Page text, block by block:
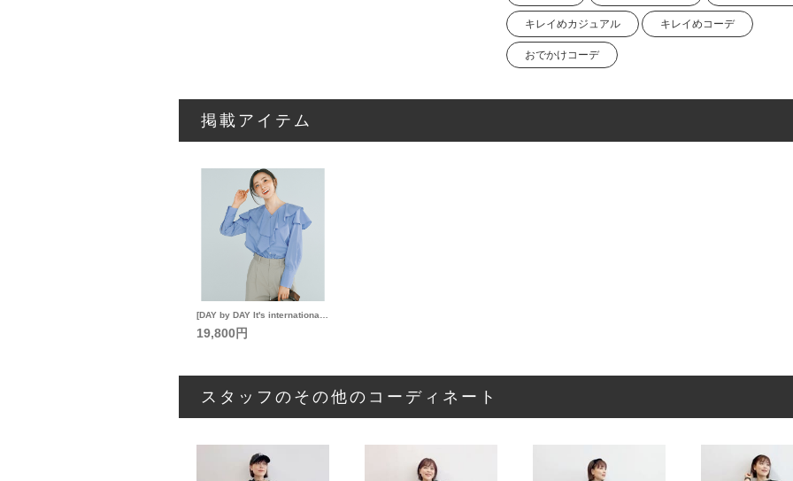
キレイめカジュアル キレイめコーデ
おでかけコーデ
掲載アイテム
19,800円
スタッフのその他のコーディネート